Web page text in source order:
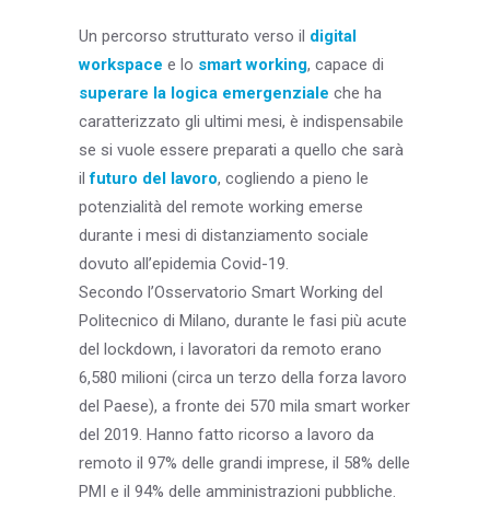
Un percorso strutturato verso il digital
workspace e lo smart working, capace di
superare la logica emergenziale che ha
caratterizzato gli ultimi mesi, è indispensabile
se si vuole essere preparati a quello che sarà
ilfuturo del lavoro, cogliendo a pieno le
potenzialità del remote working emerse
durante i mesi di distanziamento sociale
dovuto all’epidemia Covid-19.
Secondo l’Osservatorio Smart Working del
Politecnico di Milano, durante le fasi più acute
del lockdown, i lavoratori da remoto erano
6,580 milioni (circa un terzo della forza lavoro
del Paese), a fronte dei 570 mila smart worker
del 2019. Hanno fatto ricorso a lavoro da
remoto il 97% delle grandi imprese, il 58% delle
PMI e il 94% delle amministrazioni pubbliche.